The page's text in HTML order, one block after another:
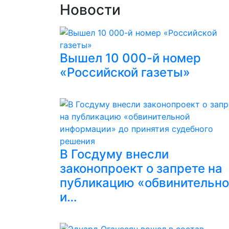
Новости
Вышел 10 000-й номер
«Российской газеты»
В Госдуму внесли
законопроект о запрете на
публикацию
и…